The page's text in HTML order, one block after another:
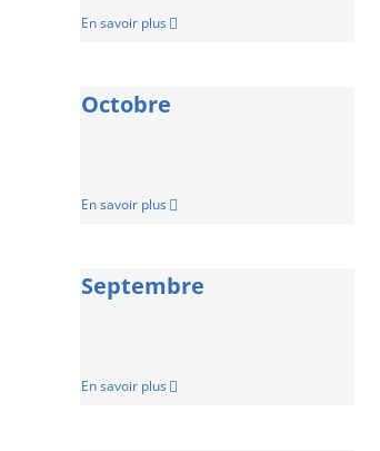
En savoir plus
Octobre
En savoir plus
Septembre
En savoir plus